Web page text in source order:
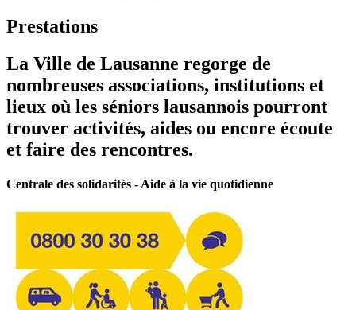
Prestations
La Ville de Lausanne regorge de
nombreuses associations, institutions et
lieux où les séniors lausannois pourront
trouver activités, aides ou encore écoute
et faire des rencontres.
Centrale des solidarités - Aide à la vie quotidienne